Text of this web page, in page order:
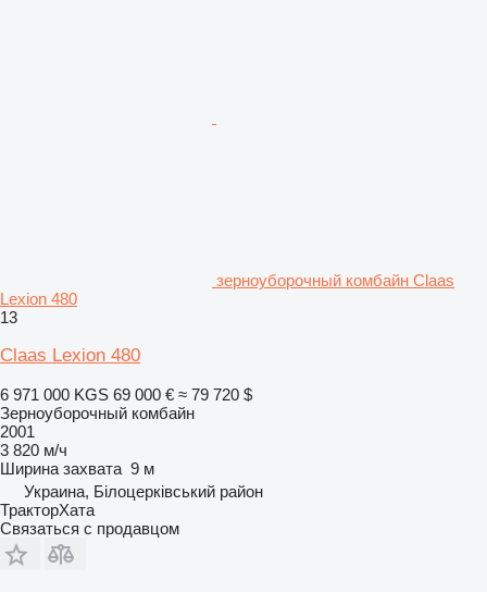
зерноуборочный комбайн Claas
Lexion 480
13
Claas Lexion 480
6 971 000 KGS 69 000 € ≈ 79 720 $
Зерноуборочный комбайн
2001
3 820 м/ч
Ширина захвата 9 м
Украина, Білоцерківський район
ТракторХата
Связаться с продавцом